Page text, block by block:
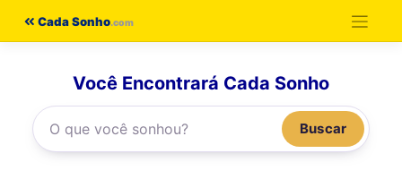
Cada Sonho
Você Encontrará Cada Sonho
Buscar